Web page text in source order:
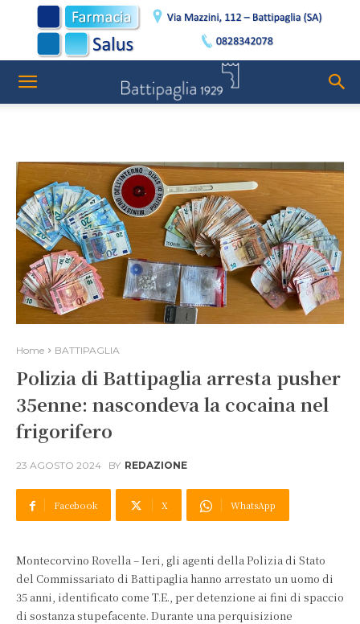
Home BATTIPAGLIA
Polizia di Battipaglia arresta pusher
35enne: nascondeva la cocaina nel
frigorifero
23 AGOSTO 2024 BY REDAZIONE
Facebook X WhatsApp
Montecorvino Rovella – Ieri, gli agenti della Polizia di Stato
del Commissariato di Battipaglia hanno arrestato un uomo di
35 anni, identificato come T.E., per detenzione ai fini di spaccio
di sostanza stupefacente. Durante una perquisizione